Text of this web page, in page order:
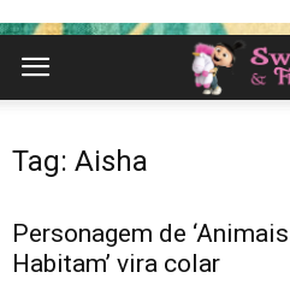
Tag: Aisha
Personagem de
Habitam’ vira colar